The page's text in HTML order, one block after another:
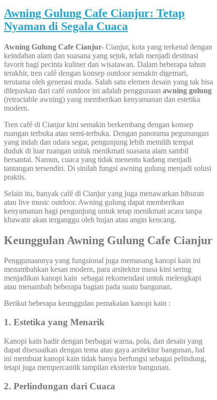
Awning Gulung Cafe Cianjur: Tetap
Nyaman di Segala Cuaca
Awning Gulung Cafe Cianjur- Cianjur, kota yang terkenal dengan
keindahan alam dan suasana yang sejuk, telah menjadi destinasi
favorit bagi pecinta kuliner dan wisatawan. Dalam beberapa tahun
terakhir, tren café dengan konsep outdoor semakin digemari,
terutama oleh generasi muda. Salah satu elemen desain yang tak bisa
dilepaskan dari café outdoor ini adalah penggunaan awning gulung
(retractable awning) yang memberikan kenyamanan dan estetika
modern.
Tren café di Cianjur kini semakin berkembang dengan konsep
ruangan terbuka atau semi-terbuka. Dengan panorama pegunungan
yang indah dan udara segar, pengunjung lebih memilih tempat
duduk di luar ruangan untuk menikmati suasana alam sambil
bersantai. Namun, cuaca yang tidak menentu kadang menjadi
tantangan tersendiri. Di sinilah fungsi awning gulung menjadi solusi
praktis.
Selain itu, banyak café di Cianjur yang juga menawarkan hiburan
atau live music outdoor. Awning gulung dapat memberikan
kenyamanan bagi pengunjung untuk tetap menikmati acara tanpa
khawatir akan terganggu oleh hujan atau angin kencang.
Keunggulan Awning Gulung Cafe Cianjur
Penggunaannya yang fungsional juga memasang kanopi kain ini
menambahkan kesan modern, para arsitektur masa kini sering
menjadikan kanopi kain sebagai rekomendasi untuk melengkapi
atau menambah beberapa bagian pada suatu bangunan.
Berikut beberapa keunggulan pemakaian kanopi kain :
1. Estetika yang Menarik
Kanopi kain hadir dengan berbagai warna, pola, dan desain yang
dapat disesuaikan dengan tema atau gaya arsitektur bangunan, hal
ini membuat kanopi kain tidak hanya berfungsi sebagai pelindung,
tetapi juga mempercantik tampilan eksterior bangunan.
2. Perlindungan dari Cuaca